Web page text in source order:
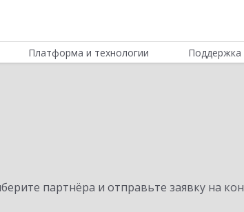
Платформа и технологии Поддержка
партнёра и отправьте заявку на